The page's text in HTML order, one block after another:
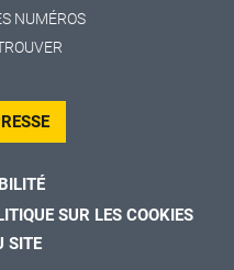
NUMÉROS
SUR LES COOKIES
SITE